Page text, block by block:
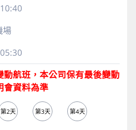
10:40
場
05:30
航班，本公司保有最後變動
會資料為準
第2天 第3天 第4天